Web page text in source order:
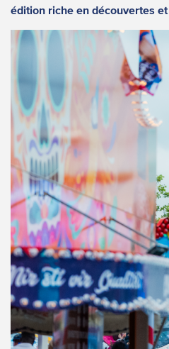
édition riche en découvertes